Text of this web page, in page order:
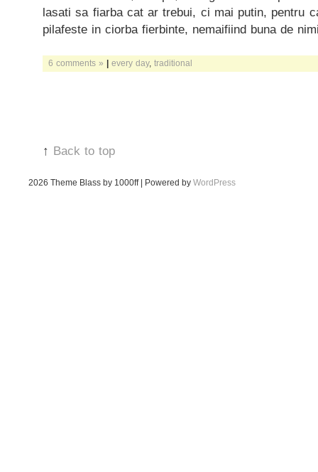
lasati sa fiarba cat ar trebui, ci mai putin, pentru
pilafeste in ciorba fierbinte, nemaifiind buna de
6 comments » | every day, traditional
↑ Back to top
2026 Theme Blass by 1000ff | Powered by WordPress